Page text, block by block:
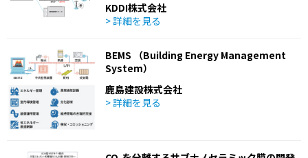
KDDI株式会社
> 詳細を見る
BEMS （Building Energy Management
System）
鹿島建設株式会社
> 詳細を見る